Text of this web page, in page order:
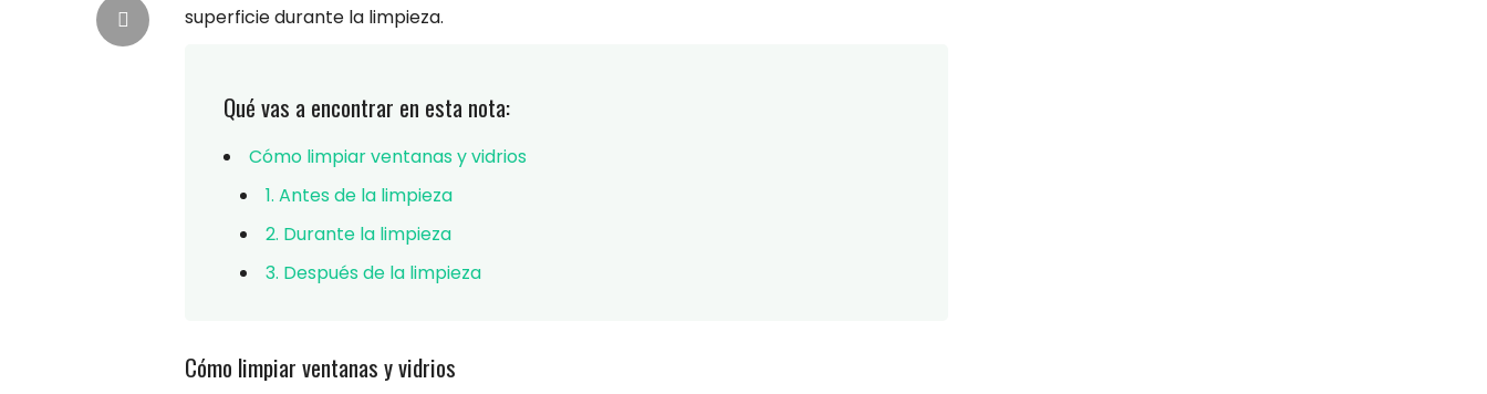
superficie durante la limpieza.
Qué vas a encontrar en esta nota:
Cómo limpiar ventanas y vidrios
1. Antes de la limpieza
2. Durante la limpieza
3. Después de la limpieza
Cómo limpiar ventanas y vidrios